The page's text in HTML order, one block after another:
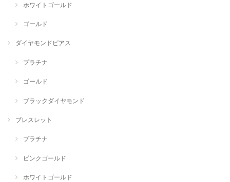
ホワイトゴールド
ゴールド
ダイヤモンドピアス
プラチナ
ゴールド
ブラックダイヤモンド
ブレスレット
プラチナ
ピンクゴールド
ホワイトゴールド